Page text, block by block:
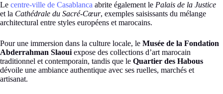
Le centre-ville de Casablanca abrite également le Palais de la Justice
et la Cathédrale du Sacré-Cœur, exemples saisissants du mélange
architectural entre styles européens et marocains.
Pour une immersion dans la culture locale, le Musée de la Fondation
Abderrahman Slaoui expose des collections d’art marocain
traditionnel et contemporain, tandis que le Quartier des Habous
dévoile une ambiance authentique avec ses ruelles, marchés et
artisanat.